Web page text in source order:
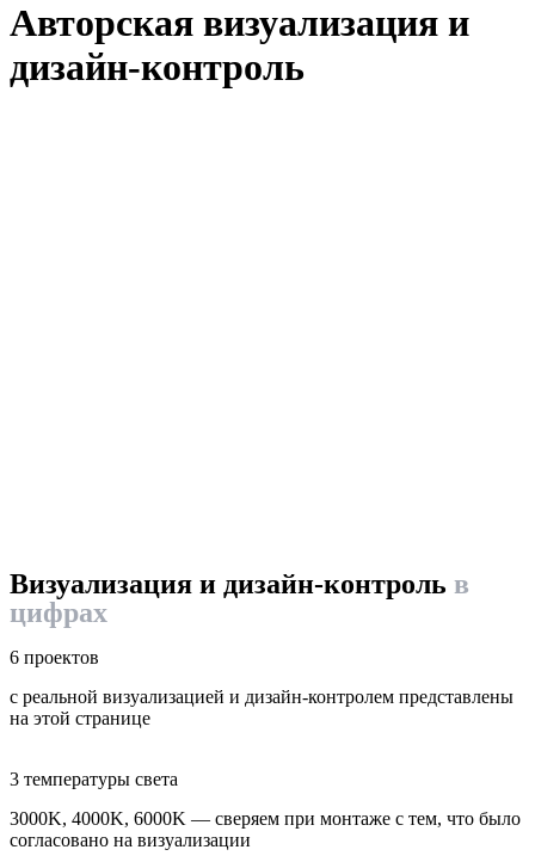
Авторская визуализация и
дизайн-контроль
Визуализация и дизайн-контроль в
цифрах
6 проектов
с реальной визуализацией и дизайн-контролем представлены
на этой странице
3 температуры света
3000K, 4000K, 6000K — сверяем при монтаже с тем, что было
согласовано на визуализации